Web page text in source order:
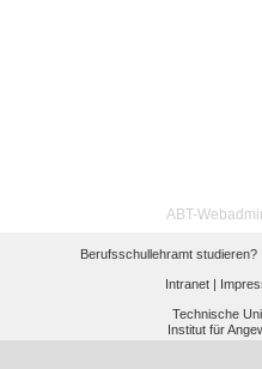
ABT-
Berufsschullehramt studieren?
Intranet |
Technische
Institut für